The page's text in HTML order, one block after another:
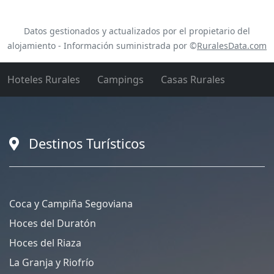
Datos gestionados y actualizados por el propietario del
alojamiento - Información suministrada por ©RuralesData.com
Hoteles Rurales Campings Casas Rurales
Destinos Turísticos
Coca y Campiña Segoviana
Hoces del Duratón
Hoces del Riaza
La Granja y Riofrío